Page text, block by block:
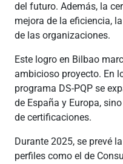
del futuro. Además, la
mejora de la eficiencia,
de las organizaciones.
Este logro en Bilbao
ambicioso proyecto. En
programa DS-PQP se
de España y Europa,
de certificaciones.
Durante 2025, se prevé
perfiles como el de